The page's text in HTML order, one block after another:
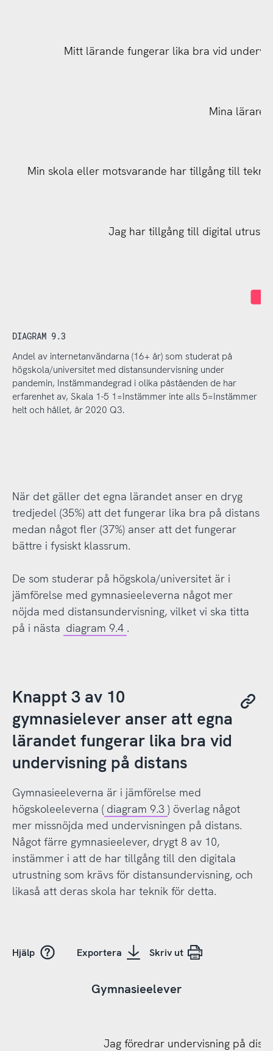
Min skola eller motsvarande har tillgång till
Jag har tillgång till digital
Min skola eller motsvarande har tillgång till
Mina lärare
Mitt lärande fungerar lika bra vid
DIAGRAM 9.3
Andel av internetanvändarna (16+ år) som studerat på
högskola/universitet med distansundervisning under
pandemin, Instämmandegrad i olika påståenden de har
erfarenhet av, Skala 1-5 1=Instämmer inte alls 5=Instämmer
helt och hållet, år 2020 Q3.
När det gäller det egna lärandet anser en dryg
tredjedel (35%) att det fungerar lika bra på distans
medan något fler (37%) anser att det fungerar
bättre i fysiskt klassrum.
De som studerar på högskola/universitet är i
jämförelse med gymnasieeleverna något mer
nöjda med distansundervisning, vilket vi ska titta
på i nästa diagram 9.4 .
Knappt 3 av 10
gymnasielever anser att egna
lärandet fungerar lika bra vid
undervisning på distans
Gymnasieeleverna är i jämförelse med
högskoleeleverna ( diagram 9.3 ) överlag något
mer missnöjda med undervisningen på distans.
Något färre gymnasieelever, drygt 8 av 10,
instämmer i att de har tillgång till den digitala
utrustning som krävs för distansundervisning, och
likaså att deras skola har teknik för detta.
Hjälp Exportera Skriv ut
Gymnasieelever
Jag föredrar undervisning på